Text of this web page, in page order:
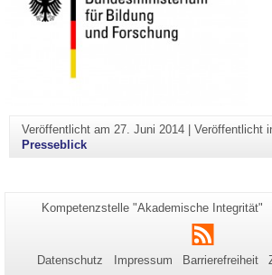
Veröffentlicht am 27. Juni 2014| Veröffentlicht
Presseblick
zu
dieser
Seiten-
Kompetenzstelle "Akademische Integrität"
RSS
Datenschutz Impressum Barrierefreiheit